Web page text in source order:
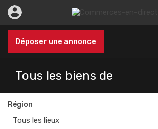
Déposer une annonce
Tous les biens de
Région
Tous les lieux